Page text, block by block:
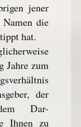
jener
die
hat.
Jahre zum
der
Dar-
Ihnen zu